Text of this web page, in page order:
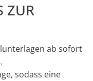
ZUR
ab sofort
.
sodass eine